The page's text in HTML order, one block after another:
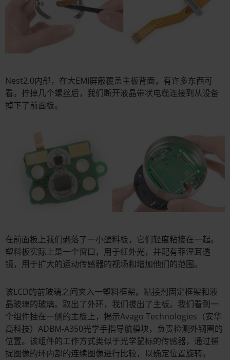
Nest2.0内部，在大EMI屏蔽覆盖主板背面，有许多东西可
看。拧掉几个螺丝后，我们断开液晶带状电缆连接到从设备
掉下了前面板。
在前面板上我们剥落了一小塑料板，它们轻度粘接在一起。
塑料板实际上是一个窗口，用于红外光，并配有菲涅耳透
镜，用于扩大的运动传感器的视场和增加他们的范围。
该LCD的前玻璃之间夹入一塑料框架。粘接剂固定框架和液
晶玻璃的玻璃。取出了外环，我们拔出了主板。我们看到一
个组件挂在一侧的主板上，揭示Avago Technologies（安华
高科技）ADBM-A350光学手指导航模块，负责检测外钢圈的
位置。该组件的工作方式类似于光学鼠标的传感器，通过捕
捉图像的环内部的连续图像进行比较，以确定位置旋转。